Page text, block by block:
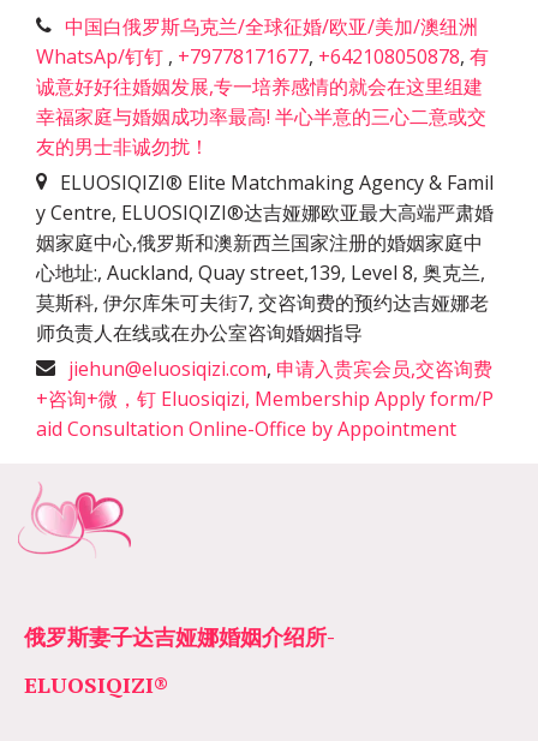
中国白俄罗斯乌克兰/全球征婚/欧亚/美加/澳纽洲
WhatsAp/钉钉 , +79778171677, +642108050878, 有
诚意好好往婚姻发展,专一培养感情的就会在这里组建
幸福家庭与婚姻成功率最高! 半心半意的三心二意或交
友的男士非诚勿扰！
ELUOSIQIZI® Elite Matchmaking Agency & Famil
y Centre, ELUOSIQIZI®达吉娅娜欧亚最大高端严肃婚
姻家庭中心,俄罗斯和澳新西兰国家注册的婚姻家庭中
心地址:, Auckland, Quay street,139, Level 8, 奥克兰,
莫斯科, 伊尔库朱可夫街7, 交咨询费的预约达吉娅娜老
师负责人在线或在办公室咨询婚姻指导
jiehun@eluosiqizi.com, 申请入贵宾会员,交咨询费
+咨询+微，钉 Eluosiqizi, Membership Apply form/P
aid Consultation Online-Office by Appointment
俄罗斯妻子达吉娅娜婚姻介绍所­­
ELUOSIQIZI®